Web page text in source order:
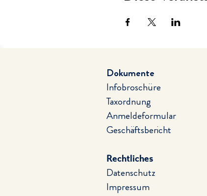
Dokumente
Infobroschüre
Taxordnung
Anmeldeformular
Geschäftsbericht
Rechtliches
Datenschutz
Impressum